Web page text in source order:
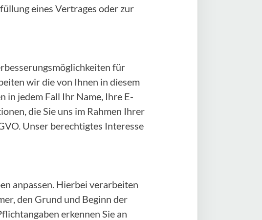
eines Vertrages oder zur
für
wir die von Ihnen in diesem
in jedem Fall Ihr Name, Ihre E-
die Sie uns im Rahmen Ihrer
Unser berechtigtes Interesse
anpassen. Hierbei verarbeiten
den Grund und Beginn der
erkennen Sie an